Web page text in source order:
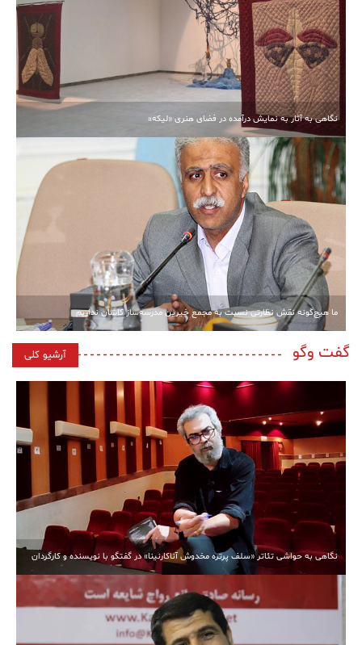
نگاهی به آثار به نمایش درآمده در فضای هنری «لیکه»
ما هیچ‌گونه نقش نظارتی نسبت به مجمع خیرین مدرسه‌ساز کاشان نداریم
گفت وگو آرشیو کلی
نگاهی به حواشی تئاتر «سلف پرتره مخدوش آناکارنینا» در گفتگو با نویسنده و کارگردان